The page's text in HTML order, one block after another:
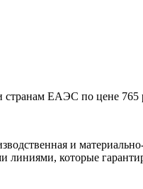
странам ЕАЭС по цене 765
и
которые